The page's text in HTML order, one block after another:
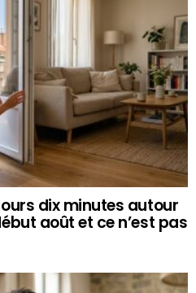
dix minutes autour
août et ce n’est pas